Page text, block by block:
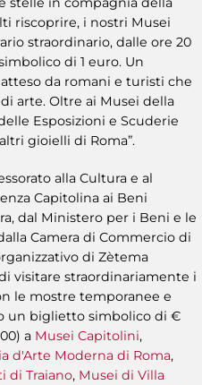
riscoprire, i nostri Musei
straordinario, dalle ore 20
di 1 euro. Un
da romani e turisti che
arte. Oltre ai Musei della
Esposizioni e Scuderie
gioielli di Roma”.
alla Cultura e al
Capitolina ai Beni
dal Ministero per i Beni e le
Camera di Commercio di
di Zètema
visitare straordinariamente i
le mostre temporanee e
un biglietto simbolico di €
a Musei Capitolini,
d'Arte Moderna di Roma,
di Traiano, Musei di Villa